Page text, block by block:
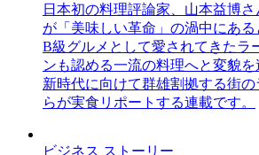
日本初の料理評論家、山本益博
が「美味しい革命」の渦中にある
B級グルメとして愛されてきたラ
ンも認める一流の料理へと変貌を
新時代に向けて群雄割拠する街
らが実食リポートする連載です。
ビジネス ストーリー